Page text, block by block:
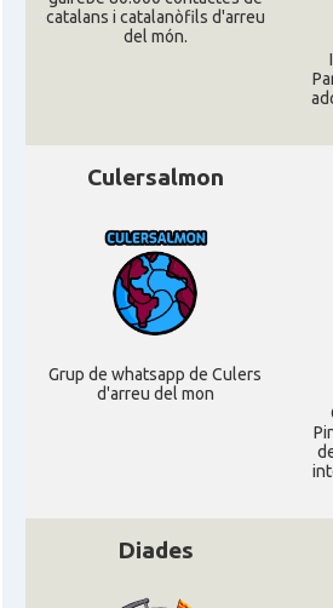
Acció ACCIÓ a
Acció a
Delegació
Delegació del
Units i
Delegació
Delegació del
Units i
Consolat
Consolat
Consolat Consolat
catalans i catalanòfils d'arreu
del món.
Culersalmon
Grup de whatsapp de Culers
d'arreu del mon
Diades